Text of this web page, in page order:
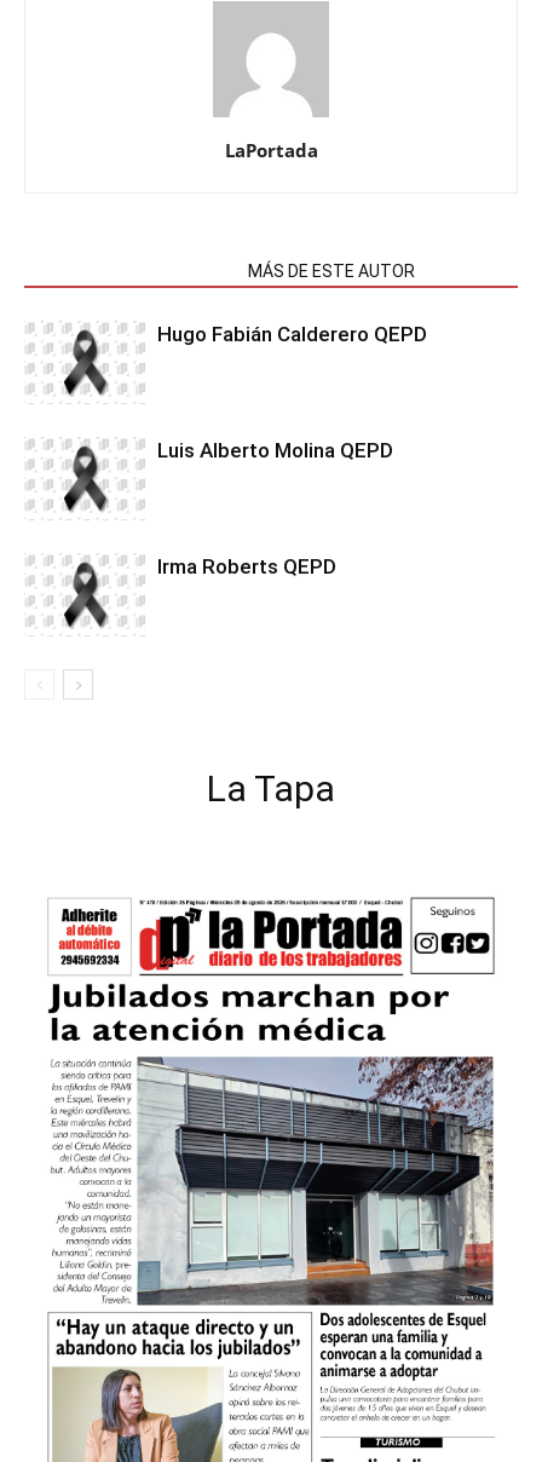
LaPortada
MÁS DE ESTE AUTOR
Hugo Fabián Calderero QEPD
Luis Alberto Molina QEPD
Irma Roberts QEPD
La Tapa